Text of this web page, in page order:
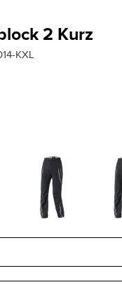
2 Kurz
KXL